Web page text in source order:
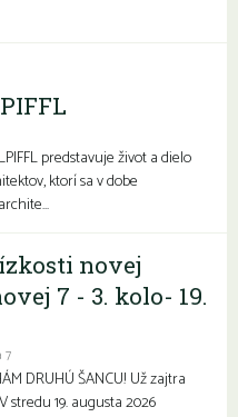
predstavuje život a dielo
ktorí sa v dobe
novej
7 - 3. kolo- 19.
7
DRUHÚ ŠANCU! Už zajtra
19. augusta 2026